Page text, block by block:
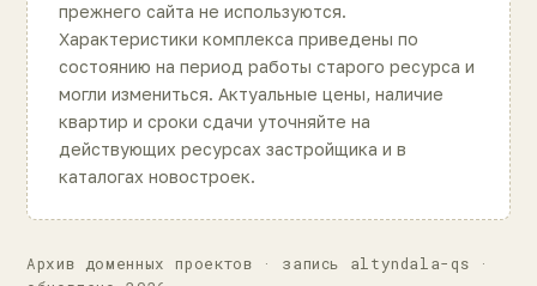
прежнего сайта не используются.
Характеристики комплекса приведены по
состоянию на период работы старого ресурса и
могли измениться. Актуальные цены, наличие
квартир и сроки сдачи уточняйте на
действующих ресурсах застройщика и в
каталогах новостроек.
Архив доменных проектов · запись altyndala-qs ·